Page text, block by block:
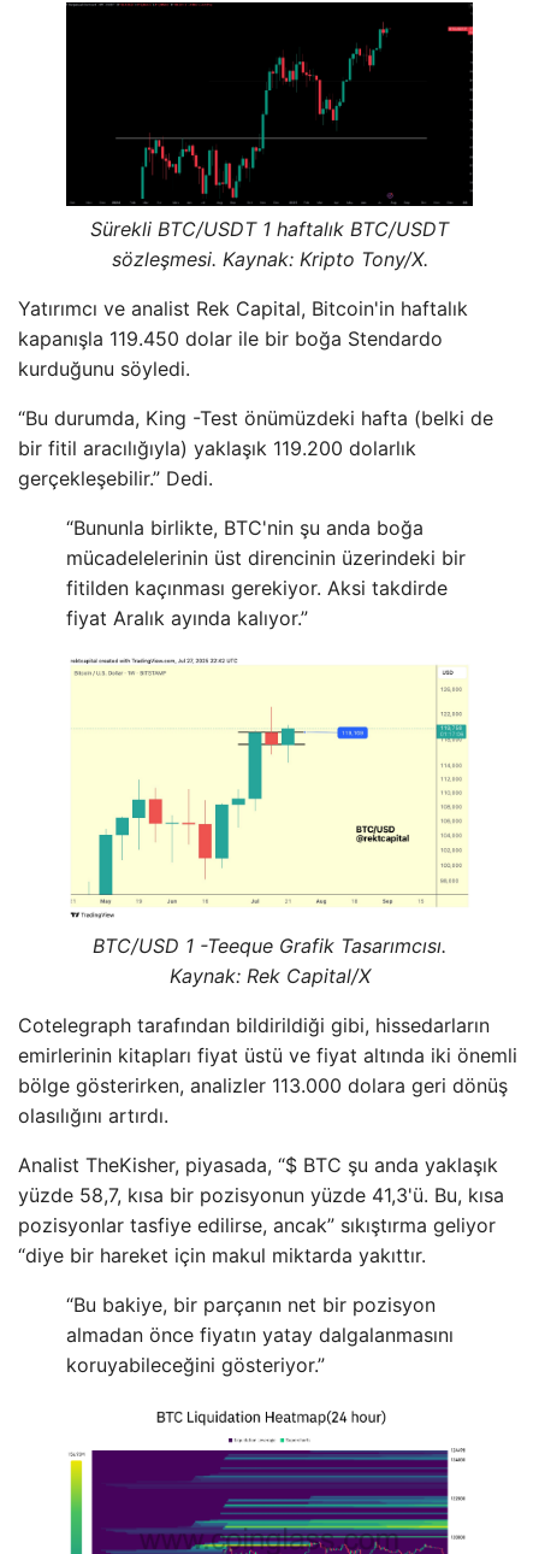
Sürekli BTC/USDT 1 haftalık BTC/USDT
sözleşmesi. Kaynak: Kripto Tony/X.
Yatırımcı ve analist Rek Capital, Bitcoin'in haftalık
kapanışla 119.450 dolar ile bir boğa Stendardo
kurduğunu söyledi.
“Bu durumda, King -Test önümüzdeki hafta (belki de
bir fitil aracılığıyla) yaklaşık 119.200 dolarlık
gerçekleşebilir.” Dedi.
“Bununla birlikte, BTC'nin şu anda boğa
mücadelelerinin üst direncinin üzerindeki bir
fitilden kaçınması gerekiyor. Aksi takdirde
fiyat Aralık ayında kalıyor.”
BTC/USD 1 -Teeque Grafik Tasarımcısı.
Kaynak: Rek Capital/X
Cotelegraph tarafından bildirildiği gibi, hissedarların
emirlerinin kitapları fiyat üstü ve fiyat altında iki önemli
bölge gösterirken, analizler 113.000 dolara geri dönüş
olasılığını artırdı.
Analist TheKisher, piyasada, “$ BTC şu anda yaklaşık
yüzde 58,7, kısa bir pozisyonun yüzde 41,3'ü. Bu, kısa
pozisyonlar tasfiye edilirse, ancak” sıkıştırma geliyor
“diye bir hareket için makul miktarda yakıttır.
“Bu bakiye, bir parçanın net bir pozisyon
almadan önce fiyatın yatay dalgalanmasını
koruyabileceğini gösteriyor.”